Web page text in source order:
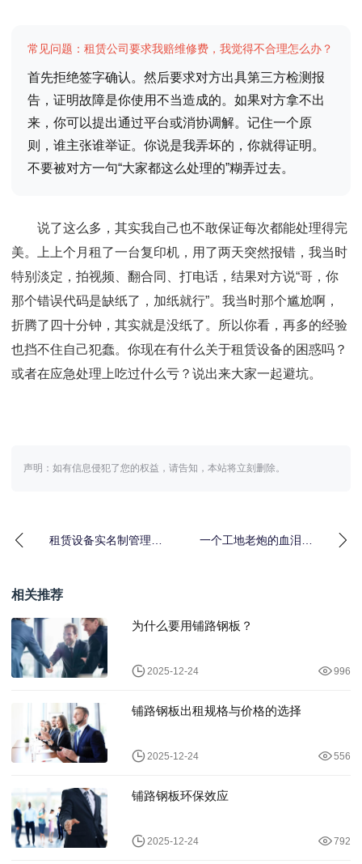
常见问题：租赁公司要求我赔维修费，我觉得不合理怎么办？
首先拒绝签字确认。然后要求对方出具第三方检测报
告，证明故障是你使用不当造成的。如果对方拿不出
来，你可以提出通过平台或消协调解。记住一个原
则，谁主张谁举证。你说是我弄坏的，你就得证明。
不要被对方一句“大家都这么处理的”糊弄过去。
说了这么多，其实我自己也不敢保证每次都能处理得完
美。上上个月租了一台复印机，用了两天突然报错，我当时
特别淡定，拍视频、翻合同、打电话，结果对方说“哥，你
那个错误代码是缺纸了，加纸就行”。我当时那个尴尬啊，
折腾了四十分钟，其实就是没纸了。所以你看，再多的经验
也挡不住自己犯蠢。你现在有什么关于租赁设备的困惑吗？
或者在应急处理上吃过什么亏？说出来大家一起避坑。
声明：如有信息侵犯了您的权益，请告知，本站将立刻删除。
租赁设备实名制管理：
一个工地老炮的血泪教
相关推荐
为什么要用铺路钢板？
2025-12-24 996
铺路钢板出租规格与价格的选择
2025-12-24 556
铺路钢板环保效应
2025-12-24 792